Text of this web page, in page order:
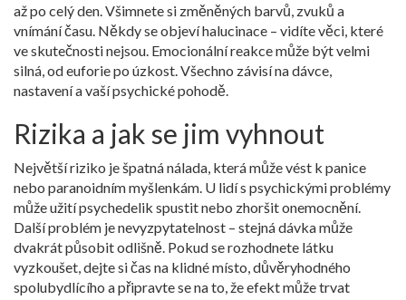
až po celý den. Všimnete si změněných barvů, zvuků a
vnímání času. Někdy se objeví halucinace – vidíte věci, které
ve skutečnosti nejsou. Emocionální reakce může být velmi
silná, od euforie po úzkost. Všechno závisí na dávce,
nastavení a vaší psychické pohodě.
Rizika a jak se jim vyhnout
Největší riziko je špatná nálada, která může vést k panice
nebo paranoidním myšlenkám. U lidí s psychickými problémy
může užití psychedelik spustit nebo zhoršit onemocnění.
Další problém je nevyzpytatelnost – stejná dávka může
dvakrát působit odlišně. Pokud se rozhodnete látku
vyzkoušet, dejte si čas na klidné místo, důvěryhodného
spolubydlícího a připravte se na to, že efekt může trvat